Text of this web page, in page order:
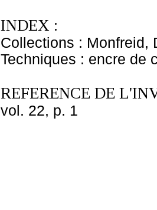
INDEX :
Collections : Monfreid,
Techniques : encre de
REFERENCE DE
vol. 22, p. 1